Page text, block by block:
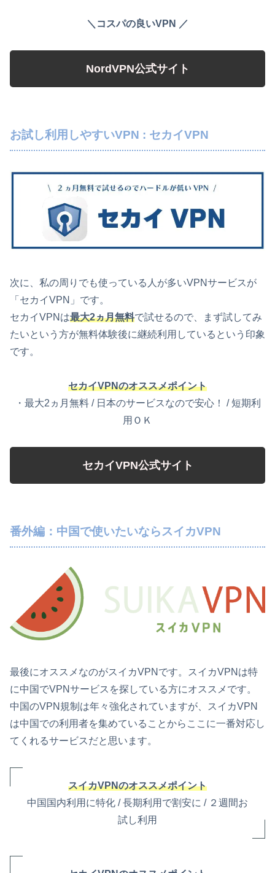
＼コスパの良いVPN ／
NordVPN公式サイト
お試し利用しやすいVPN : セカイVPN
次に、私の周りでも使っている人が多いVPNサービスが
「セカイVPN」です。
セカイVPNは最大2ヵ月無料で試せるので、まず試してみ
たいという方が無料体験後に継続利用しているという印象
です。
セカイVPNのオススメポイント
・最大2ヵ月無料 / 日本のサービスなので安心！ / 短期利
用ＯＫ
セカイVPN公式サイト
番外編：中国で使いたいならスイカVPN
最後にオススメなのがスイカVPNです。スイカVPNは特
に中国でVPNサービスを探している方にオススメです。
中国のVPN規制は年々強化されていますが、スイカVPN
は中国での利用者を集めていることからここに一番対応し
てくれるサービスだと思います。
スイカVPNのオススメポイント
中国国内利用に特化 / 長期利用で割安に / ２週間お
試し利用